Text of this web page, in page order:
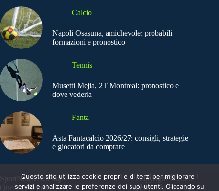
Calcio
Napoli Osasuna, amichevole: probabili
formazioni e pronostico
Tennis
Musetti Mejia, 2T Montreal: pronostico e
dove vederla
Fanta
Asta Fantacalcio 2026/27: consigli, strategie
e giocatori da comprare
SportNews.BetFlag -
Questo sito non
Copyright © 2025
SportNews BetFlag
Questo sito utilizza cookie propri e di terzi per migliorare i
servizi e analizzare le preferenze dei suoi utenti. Cliccando su